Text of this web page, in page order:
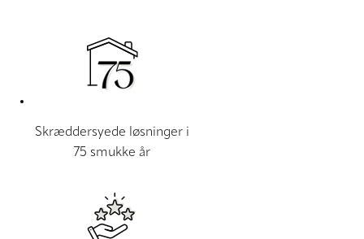
Skræddersyede løsninger i
75 smukke år